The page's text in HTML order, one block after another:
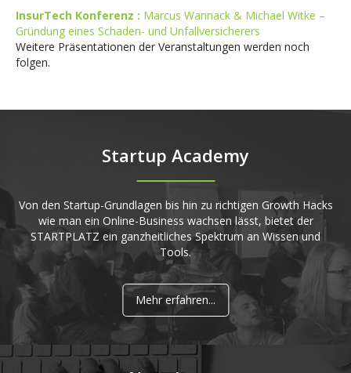
InsurTech Konferenz : Marcus Wannack & Michael Witke –
Gründung eines Schaden- und Unfallversicherers
Weitere Präsentationen der Veranstaltungen werden noch
folgen.
Startup Academy
Von den Startup-Grundlagen bis hin zu richtigen Growth Hacks
wie man ein Online-Business wachsen lässt, bietet der
STARTPLATZ ein ganzheitliches Spektrum an Wissen und
Tools.
Mehr erfahren...